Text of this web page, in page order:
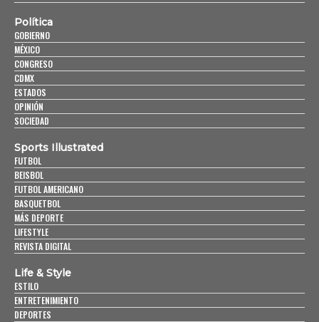
Política
GOBIERNO
MÉXICO
CONGRESO
CDMX
ESTADOS
OPINIÓN
SOCIEDAD
Sports Illustrated
FUTBOL
BEISBOL
FUTBOL AMERICANO
BASQUETBOL
MÁS DEPORTE
LIFESTYLE
REVISTA DIGITAL
Life & Style
ESTILO
ENTRETENIMIENTO
DEPORTES